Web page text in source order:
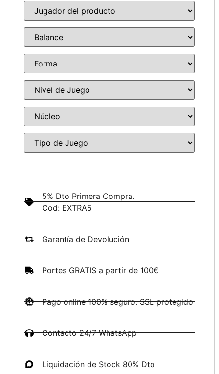
5% Dto Primera Compra.
Cod: EXTRA5
Garantía de Devolución
Portes GRATIS a partir de 100€
Pago online 100% seguro. SSL protegido
Contacto 24/7 WhatsApp
Liquidación de Stock 80% Dto